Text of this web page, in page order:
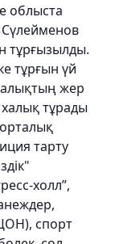
облыста
тұрғызылды.
тұрғын үй
жер
тұрады
тарту
холл”,
спорт